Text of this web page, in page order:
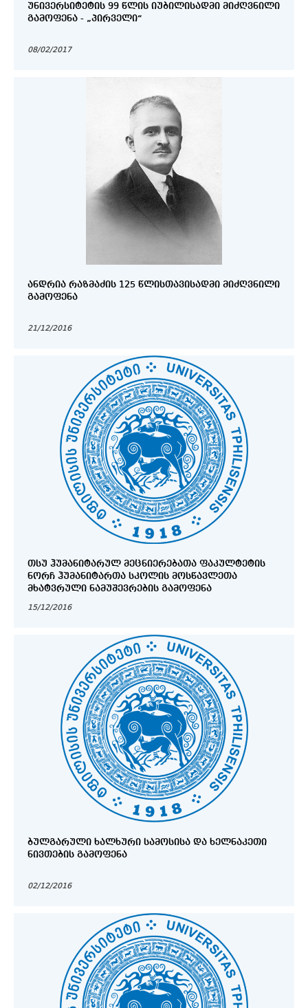
ᲣᲜᲘᲕᲔᲠᲡᲘᲢᲔᲢᲘᲡ 99 ᲬᲚᲘᲡ ᲘᲣᲑᲘᲚᲘᲡᲐᲓᲛᲘ ᲛᲘᲫᲦᲕᲜᲘᲚᲘ
ᲒᲐᲛᲝᲤᲔᲜᲐ - „ᲞᲘᲠᲕᲔᲚᲘ“
08/02/2017
ᲐᲜᲓᲠᲘᲐ ᲠᲐᲖᲛᲐᲫᲘᲡ 125 ᲬᲚᲘᲡᲗᲐᲕᲘᲡᲐᲓᲛᲘ ᲛᲘᲫᲦᲕᲜᲘᲚᲘ
ᲒᲐᲛᲝᲤᲔᲜᲐ
21/12/2016
ᲗᲡᲣ ᲰᲣᲛᲐᲜᲘᲢᲐᲠᲣᲚ ᲛᲔᲪᲜᲘᲔᲠᲔᲑᲐᲗᲐ ᲤᲐᲙᲣᲚᲢᲔᲢᲘᲡ
ᲜᲝᲠᲩ ᲰᲣᲛᲐᲜᲘᲢᲐᲠᲗᲐ ᲡᲙᲝᲚᲘᲡ ᲛᲝᲡᲬᲐᲕᲚᲔᲗᲐ
ᲛᲮᲐᲢᲕᲠᲣᲚᲘ ᲜᲐᲛᲣᲨᲔᲕᲠᲔᲑᲘᲡ ᲒᲐᲛᲝᲤᲔᲜᲐ
15/12/2016
ᲑᲣᲚᲒᲐᲠᲣᲚᲘ ᲮᲐᲚᲮᲣᲠᲘ ᲡᲐᲛᲝᲡᲘᲡᲐ ᲓᲐ ᲮᲔᲚᲜᲐᲙᲔᲗᲘ
ᲜᲘᲕᲗᲔᲑᲘᲡ ᲒᲐᲛᲝᲤᲔᲜᲐ
02/12/2016